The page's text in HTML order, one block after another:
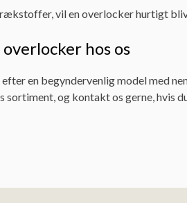
vil en overlocker hurtigt
hos os
en begyndervenlig model med
sortiment, og kontakt os gerne, hvis